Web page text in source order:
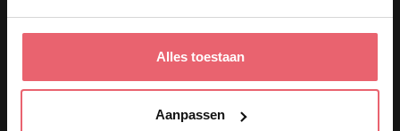
Alles toestaan
Aanpassen